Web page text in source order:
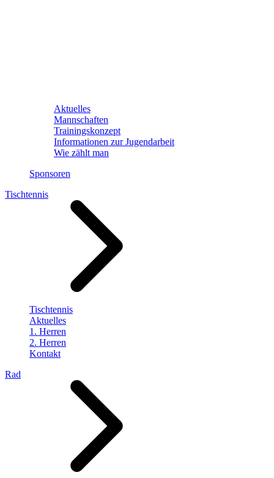
Aktuelles
Mannschaften
Trainingskonzept
Informationen zur Jugendarbeit
Wie zählt man
Sponsoren
Tischtennis
Tischtennis
Aktuelles
1. Herren
2. Herren
Kontakt
Rad